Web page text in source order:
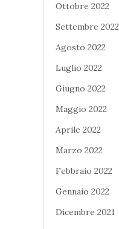
Ottobre 2022
Settembre 2022
Agosto 2022
Luglio 2022
Giugno 2022
Maggio 2022
Aprile 2022
Marzo 2022
Febbraio 2022
Gennaio 2022
Dicembre 2021